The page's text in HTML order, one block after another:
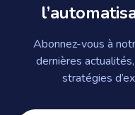
Abonnez-vous à
dernières
stratégies